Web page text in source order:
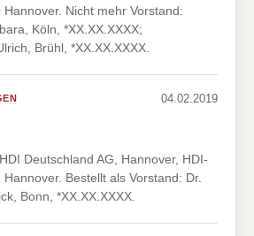
Hannover. Nicht mehr Vorstand:
Köln, *XX.XX.XXXX;
Brühl, *XX.XX.XXXX.
04.02.2019
Deutschland AG, Hannover, HDI-
Bestellt als Vorstand: Dr.
Bonn, *XX.XX.XXXX.